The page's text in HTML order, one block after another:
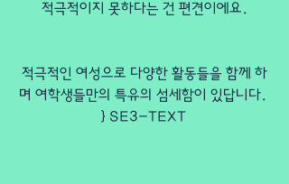
적극적이지 못하다는 건 편견이에요.
적극적인 여성으로 다양한 활동들을 함께 하
며 여학생들만의 특유의 섬세함이 있답니다.
} SE3-TEXT